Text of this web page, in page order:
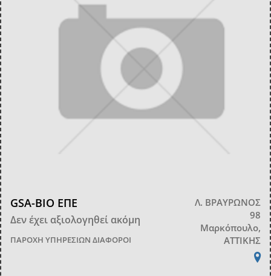
GSA-ΒΙΟ ΕΠΕ
Δεν έχει αξιολογηθεί ακόμη
ΠΑΡΟΧΗ ΥΠΗΡΕΣΙΩΝ ΔΙΑΦΟΡΟΙ
Λ. ΒΡΑΥΡΩΝΟΣ
98
Μαρκόπουλο,
ΑΤΤΙΚΗΣ